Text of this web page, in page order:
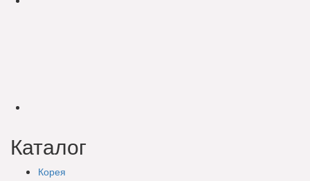
Каталог
Корея